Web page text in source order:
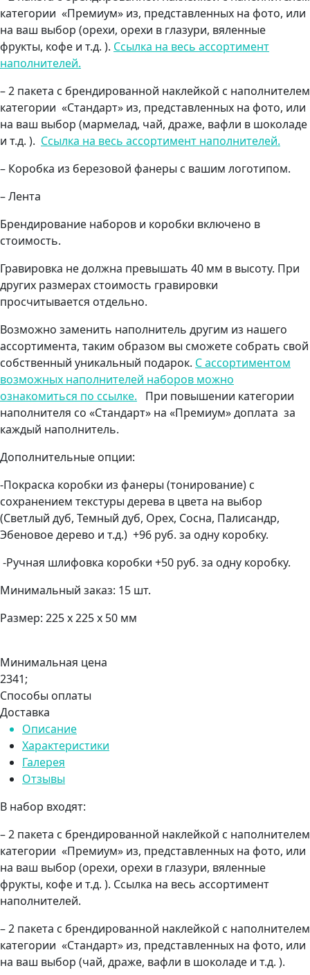
категории «Премиум» из, представленных на фото, или
на ваш выбор (орехи, орехи в глазури, вяленные
фрукты, кофе и т.д. ). Ссылка на весь ассортимент
наполнителей.
– 2 пакета с брендированной наклейкой с наполнителем
категории «Стандарт» из, представленных на фото, или
на ваш выбор (мармелад, чай, драже, вафли в шоколаде
и т.д. ). Ссылка на весь ассортимент наполнителей.
– Коробка из березовой фанеры с вашим логотипом.
– Лента
Брендирование наборов и коробки включено в
стоимость.
Гравировка не должна превышать 40 мм в высоту. При
других размерах стоимость гравировки
просчитывается отдельно.
Возможно заменить наполнитель другим из нашего
ассортимента, таким образом вы сможете собрать свой
собственный уникальный подарок. С ассортиментом
возможных наполнителей наборов можно
ознакомиться по ссылке. При повышении категории
наполнителя со «Стандарт» на «Премиум» доплата за
каждый наполнитель.
Дополнительные опции:
-Покраска коробки из фанеры (тонирование) с
сохранением текстуры дерева в цвета на выбор
(Светлый дуб, Темный дуб, Орех, Сосна, Палисандр,
Эбеновое дерево и т.д.) +96 руб. за одну коробку.
-Ручная шлифовка коробки +50 руб. за одну коробку.
Минимальный заказ: 15 шт.
Размер: 225 х 225 х 50 мм
Минимальная цена
2341;
Способы оплаты
Доставка
Описание
Характеристики
Галерея
Отзывы
В набор входят:
– 2 пакета с брендированной наклейкой с наполнителем
категории «Премиум» из, представленных на фото, или
на ваш выбор (орехи, орехи в глазури, вяленные
фрукты, кофе и т.д. ). Ссылка на весь ассортимент
наполнителей.
– 2 пакета с брендированной наклейкой с наполнителем
категории «Стандарт» из, представленных на фото, или
на ваш выбор (чай, драже, вафли в шоколаде и т.д. ).